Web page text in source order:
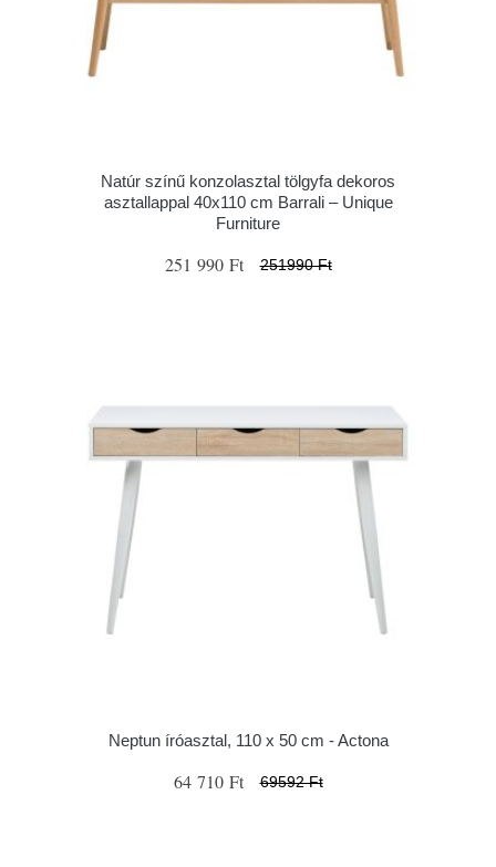
Natúr színű konzolasztal tölgyfa dekoros
asztallappal 40x110 cm Barrali – Unique
Furniture
251 990 Ft 251990 Ft
Neptun íróasztal, 110 x 50 cm - Actona
64 710 Ft 69592 Ft